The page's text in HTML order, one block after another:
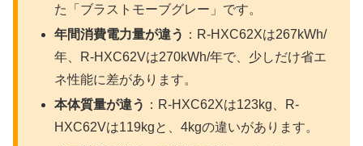
た「ブラストモーブグレー」です。
年間消費電力量が違う ：R-HXC62Xは267kWh/
年、R-HXC62Vは270kWh/年で、少しだけ省エ
ネ性能に差があります。
本体質量が違う ：R-HXC62Xは123kg、R-
HXC62Vは119kgと、4kgの違いがあります。